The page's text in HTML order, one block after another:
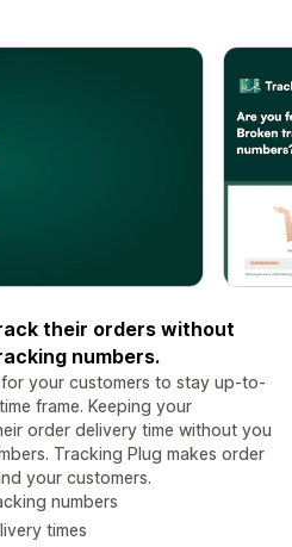
their orders without
numbers.
your customers to stay up-to-
frame. Keeping your
order delivery time without you
Tracking Plug makes order
your customers.
numbers
times